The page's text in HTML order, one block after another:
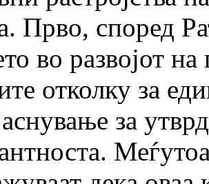
Прво, според
во развојот на
отколку за
за